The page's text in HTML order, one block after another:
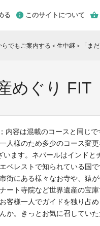
る このサイトについて
でもご案内する＜生中継＞「まだ
めぐり FIT
内容は混載のコースと同じ
人様のため多少のコース変
います。ネパールはインドと
ベレストで知られている国
街にある様々なお寺や、猿
ート寺院など世界遺産の宝
客様一人でガイドを独り占
か。きっとお気に召してい